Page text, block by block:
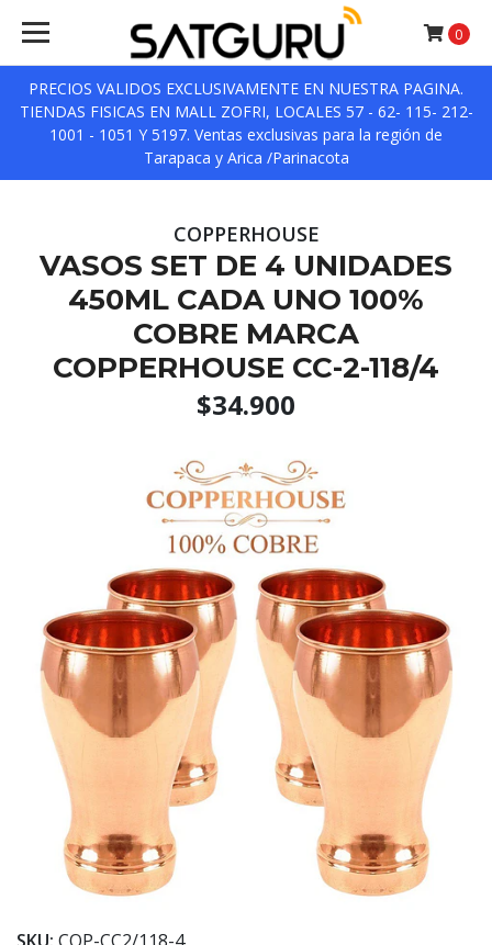
PRECIOS VALIDOS EXCLUSIVAMENTE EN NUESTRA PAGINA.
TIENDAS FISICAS EN MALL ZOFRI, LOCALES 57 - 62- 115- 212-
1001 - 1051 Y 5197. Ventas exclusivas para la región de
Tarapaca y Arica /Parinacota
0
COPPERHOUSE
VASOS SET DE 4 UNIDADES
450ML CADA UNO 100%
COBRE MARCA
COPPERHOUSE CC-2-118/4
$34.900